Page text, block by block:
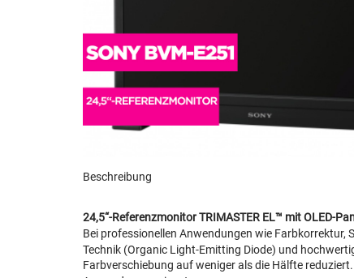
Beschreibung
24,5“-Referenzmonitor TRIMASTER EL™ mit OLED-
Bei professionellen Anwendungen wie
Technik (Organic Light-Emitting Diode) und
Farbverschiebung auf weniger als die Hälfte